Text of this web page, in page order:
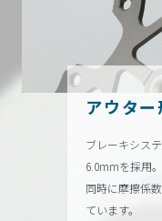
アウター
ブレーキシス
6.0mmを採用。
同時に摩擦係
ています。